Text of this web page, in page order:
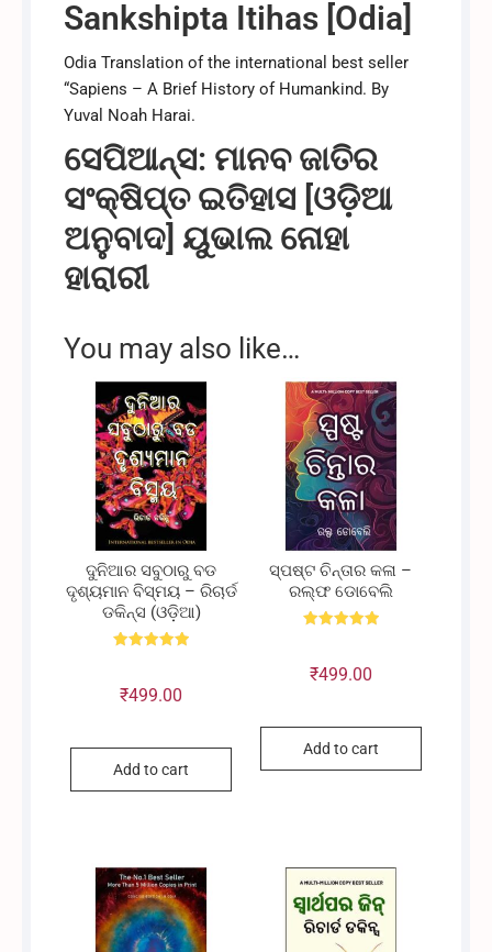
Sankshipta Itihas [Odia]
Odia Translation of the international best seller
“Sapiens – A Brief History of Humankind. By
Yuval Noah Harai.
ସେପିଆନ୍ସ: ମାନବ ଜାତିର
ସଂକ୍ଷିପ୍ତ ଇତିହାସ [ଓଡ଼ିଆ
ଅନୁବାଦ] ୟୁଭାଲ ନୋହା
ହାରାରୀ
You may also like…
ଦୁନିଆର ସବୁଠାରୁ ବଡ
ଦୃଶ୍ୟମାନ ବିସ୍ମୟ – ରିଚାର୍ଡ
ଡକିନ୍ସ (ଓଡ଼ିଆ)
out of 5
₹499.00
Add to cart
ସ୍ପଷ୍ଟ ଚିନ୍ତାର କଳା –
ରଲ୍ଫ ଡୋବେଲି
out of 5
₹499.00
Add to cart